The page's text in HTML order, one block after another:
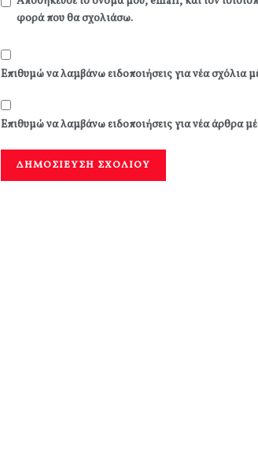
φορά που θα σχολιάσω.
Επιθυμώ να λαμβάνω ειδοποιήσεις για νέα σχόλια
Επιθυμώ να λαμβάνω ειδοποιήσεις για νέα άρθρα